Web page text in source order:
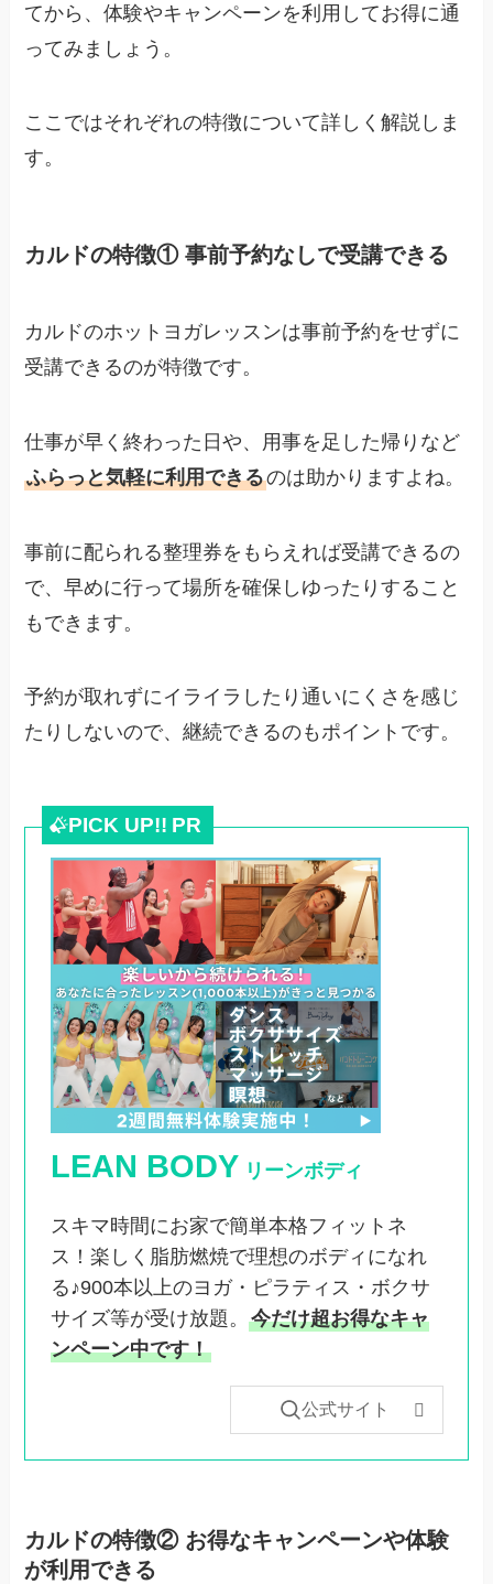
てから、体験やキャンペーンを利用してお得に通
ってみましょう。
ここではそれぞれの特徴について詳しく解説しま
す。
カルドの特徴① 事前予約なしで受講できる
カルドのホットヨガレッスンは事前予約をせずに
受講できるのが特徴です。
仕事が早く終わった日や、用事を足した帰りなど
ふらっと気軽に利用できるのは助かりますよね。
事前に配られる整理券をもらえれば受講できるの
で、早めに行って場所を確保しゆったりすること
もできます。
予約が取れずにイライラしたり通いにくさを感じ
たりしないので、継続できるのもポイントです。
PICK UP!! PR
LEAN BODY リーンボディ
スキマ時間にお家で簡単本格フィットネ
ス！楽しく脂肪燃焼で理想のボディになれ
る♪900本以上のヨガ・ピラティス・ボクサ
サイズ等が受け放題。 今だけ超お得なキャ
ンペーン中です！
公式サイト
カルドの特徴② お得なキャンペーンや体験
が利用できる